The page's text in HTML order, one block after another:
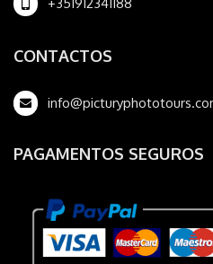
+351912341188
CONTACTOS
PAGAMENTOS SEGUROS